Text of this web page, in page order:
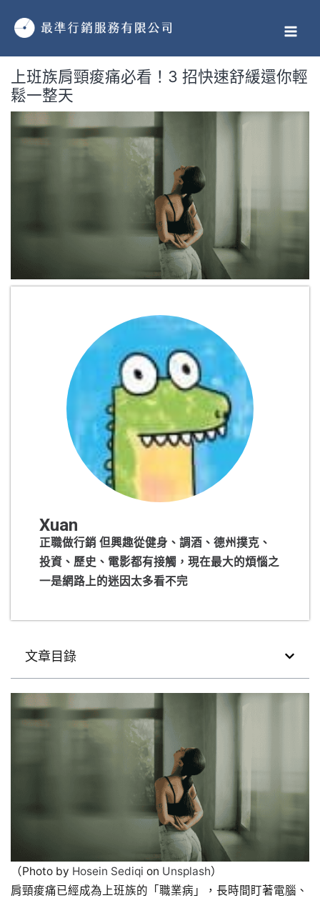
上班族肩頸痠痛必看！3 招快速舒緩還你輕
鬆一整天
Xuan
正職做行銷 但興趣從健身、調酒、德州撲克、
投資、歷史、電影都有接觸，現在最大的煩惱之
一是網路上的迷因太多看不完
文章目錄
（Photo by Hosein Sediqi on Unsplash）
肩頸痠痛已經成為上班族的「職業病」，長時間盯著電腦、